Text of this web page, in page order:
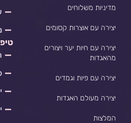
מדיניות משלוחים
יצירה עם אוצרות קסומים
יצירה עם חיות יער ויצורים
מהאגדות
יצירה עם פיות וגמדים
יצירה מעולם האגדות
המלצות